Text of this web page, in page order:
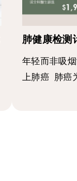
肺健康检测
年轻而非吸
上肺癌 肺癌